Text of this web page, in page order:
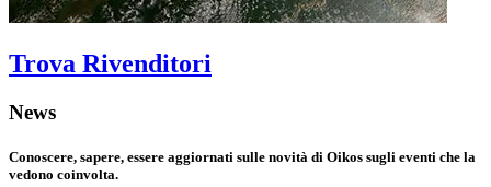
Trova Rivenditori
News
Conoscere, sapere, essere aggiornati sulle novità di Oikos sugli eventi che la
vedono coinvolta.